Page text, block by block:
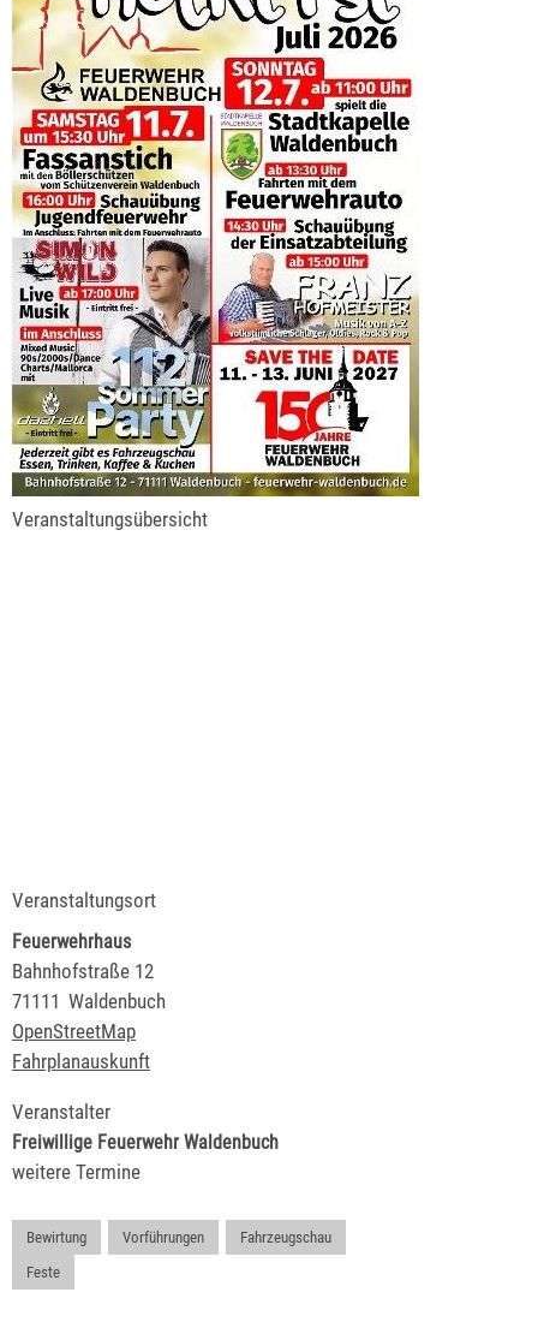
Veranstaltungsübersicht
Veranstaltungsort
Feuerwehrhaus
Bahnhofstraße 12
71111 Waldenbuch
OpenStreetMap
Fahrplanauskunft
Veranstalter
Freiwillige Feuerwehr Waldenbuch
weitere Termine
Bewirtung Vorführungen Fahrzeugschau
Feste